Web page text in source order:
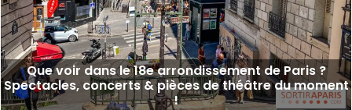
Que voir dans le 18e arrondissement de Paris ?
Spectacles, concerts & pièces de théâtre du moment
!